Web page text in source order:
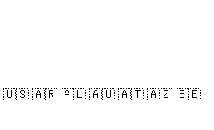
🇺🇸 🇦🇷 🇦🇱 🇦🇺 🇦🇹 🇦🇿 🇧🇪